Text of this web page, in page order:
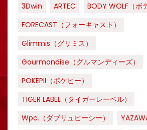
3Dwin ARTEC
BODY WOLF（ボ
FORECAST（フォーキャスト）
Glimmis（グリミス）
Gourmandise（グルマンディーズ）
POKEPII（ポケピー）
TIGER LABEL（タイガーレーベル）
Wpc.（ダブリュピーシー）